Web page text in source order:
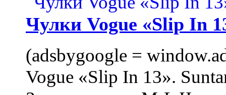
Чулки Vogue «Slip In
(adsbygoogle =
Vogue «Slip In 13».